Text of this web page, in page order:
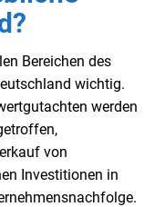
Bereichen des
wichtig.
werden
von
Investitionen in